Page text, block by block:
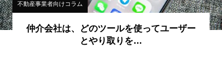
不動産事業者向けコラム
仲介会社は、どのツールを使ってユーザー
とやり取りを…